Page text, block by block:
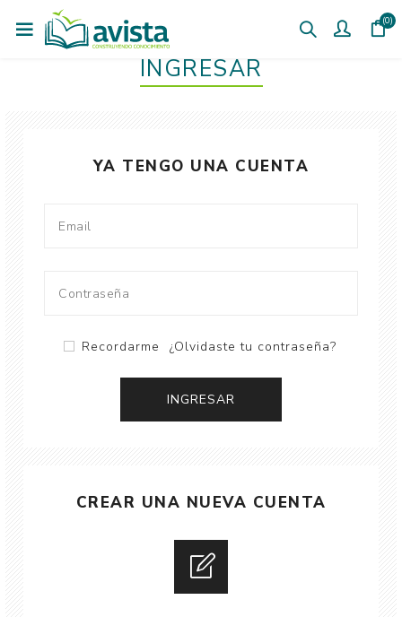
(0)
INGRESAR
YA TENGO UNA CUENTA
Recordarme ¿Olvidaste tu contraseña?
CREAR UNA NUEVA CUENTA